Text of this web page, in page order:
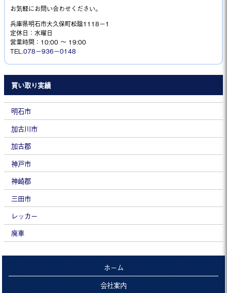
お気軽にお問い合わせください。
兵庫県明石市大久保町松陰1118−1
定休日：水曜日
営業時間：10:00 ～ 19:00
TEL.078－936－0148
買い取り実績
明石市
加古川市
加古郡
神戸市
神崎郡
三田市
レッカー
廃車
ホーム
会社案内